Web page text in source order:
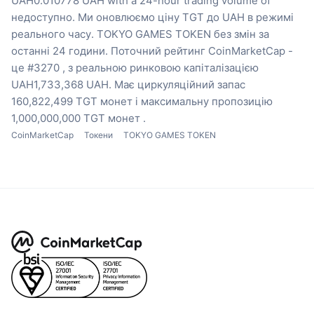
недоступно. Ми оновлюємо ціну TGT до UAH в режимі
реального часу. TOKYO GAMES TOKEN без змін за
останні 24 години. Поточний рейтинг CoinMarketCap -
це #3270 , з реальною ринковою капіталізацією
UAH1,733,368 UAH. Має циркуляційний запас
160,822,499 TGT монет і максимальну пропозицію
1,000,000,000 TGT монет .
CoinMarketCap Токени TOKYO GAMES TOKEN